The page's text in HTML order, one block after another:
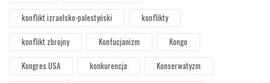
konflikt izraelsko-palestyński
konflikty
konflikt zbrojny
Konfucjanizm
Kongo
Kongres USA
konkurencja
Konserwatyzm